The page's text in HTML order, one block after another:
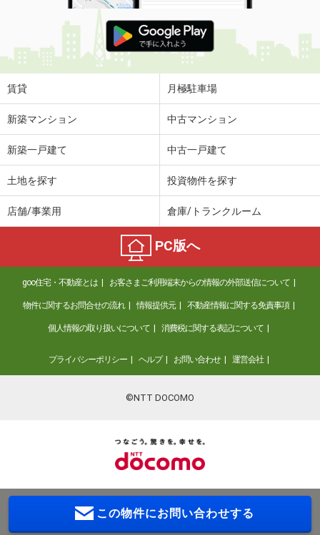
賃貸 月極駐車場
新築マンション 中古マンション
新築一戸建て 中古一戸建て
土地を探す 投資物件を探す
店舗/事業用 倉庫/トランクルーム
PC版へ
goo住宅・不動産とは お客さまご利用端末からの情報の外部送信について
物件に関するお問合せの流れ 情報提供元 不動産情報に関する免責事項
個人情報の取り扱いについて 消費税に関する表記について
プライバシーポリシー ヘルプ お問い合わせ 運営会社
©NTT DOCOMO
この物件にお問い合わせする